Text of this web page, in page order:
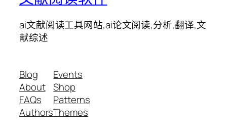
ai文献阅读工具网站,ai论文阅读,分析,翻译,文
献综述
Blog
About
FAQs
Authors
Events
Shop
Patterns
Themes